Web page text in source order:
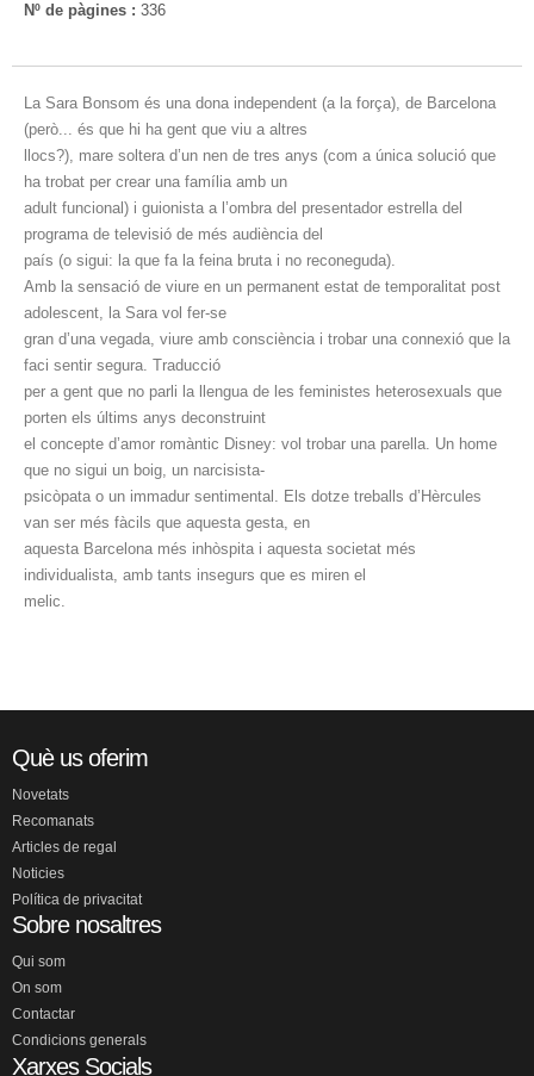
Nº de pàgines : 336
La Sara Bonsom és una dona independent (a la força), de Barcelona
(però... és que hi ha gent que viu a altres
llocs?), mare soltera d’un nen de tres anys (com a única solució que
ha trobat per crear una família amb un
adult funcional) i guionista a l’ombra del presentador estrella del
programa de televisió de més audiència del
país (o sigui: la que fa la feina bruta i no reconeguda).
Amb la sensació de viure en un permanent estat de temporalitat post
adolescent, la Sara vol fer-se
gran d’una vegada, viure amb consciència i trobar una connexió que la
faci sentir segura. Traducció
per a gent que no parli la llengua de les feministes heterosexuals que
porten els últims anys deconstruint
el concepte d’amor romàntic Disney: vol trobar una parella. Un home
que no sigui un boig, un narcisista-
psicòpata o un immadur sentimental. Els dotze treballs d’Hèrcules
van ser més fàcils que aquesta gesta, en
aquesta Barcelona més inhòspita i aquesta societat més
individualista, amb tants insegurs que es miren el
melic.
Què us oferim
Novetats
Recomanats
Articles de regal
Noticies
Política de privacitat
Sobre nosaltres
Qui som
On som
Contactar
Condicions generals
Xarxes Socials